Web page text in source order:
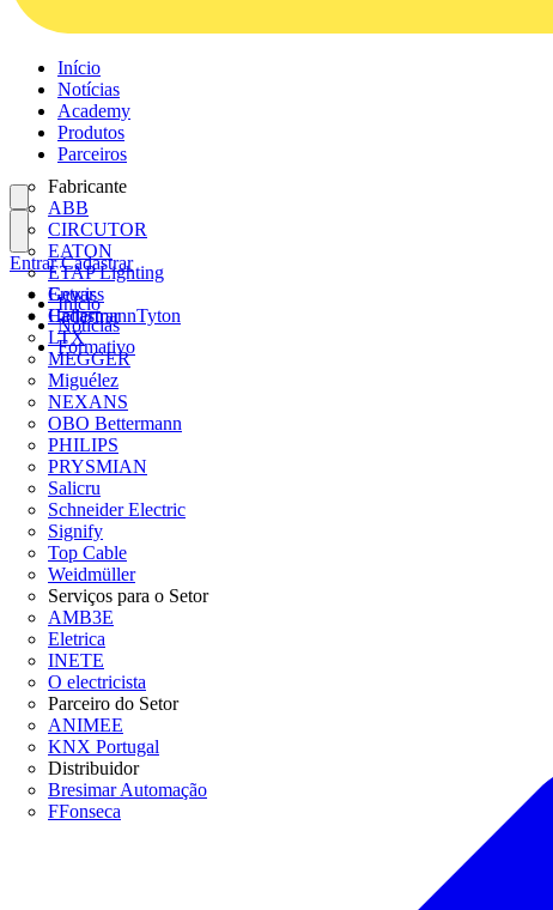
Início
Notícias
Academy
Produtos
Parceiros
Fabricante
ABB
CIRCUTOR
EATON
ETAP Lighting
Gewiss
HellermannTyton
LTX
MEGGER
Miguélez
NEXANS
OBO Bettermann
PHILIPS
PRYSMIAN
Salicru
Schneider Electric
Signify
Top Cable
Weidmüller
Serviços para o Setor
AMB3E
Eletrica
INETE
O electricista
Parceiro do Setor
ANIMEE
KNX Portugal
Distribuidor
Bresimar Automação
FFonseca
Entrar
Cadastrar
Entrar Cadastrar
Início
Notícias
Formativo